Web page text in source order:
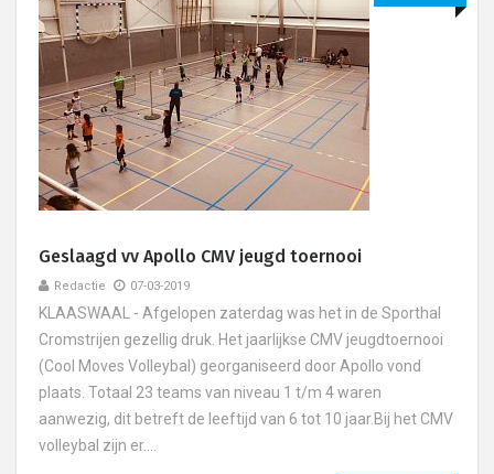
Geslaagd vv Apollo CMV jeugd toernooi
Redactie 07-03-2019
KLAASWAAL - Afgelopen zaterdag was het in de Sporthal
Cromstrijen gezellig druk. Het jaarlijkse CMV jeugdtoernooi
(Cool Moves Volleybal) georganiseerd door Apollo vond
plaats. Totaal 23 teams van niveau 1 t/m 4 waren
aanwezig, dit betreft de leeftijd van 6 tot 10 jaar.Bij het CMV
volleybal zijn er....